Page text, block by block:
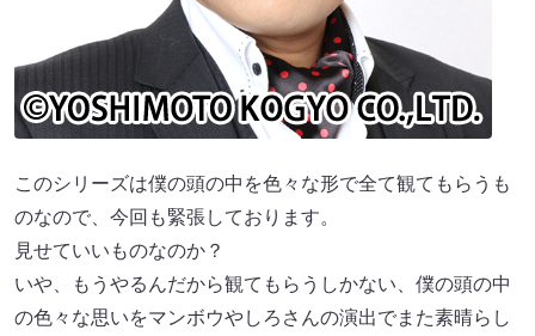
このシリーズは僕の頭の中を色々な形で全て観てもらうも
のなので、今回も緊張しております。
見せていいものなのか？
いや、もうやるんだから観てもらうしかない、僕の頭の中
の色々な思いをマンボウやしろさんの演出でまた素晴らし